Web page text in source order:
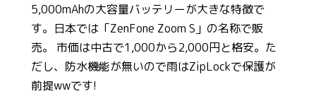
5,000mAhの大容量バッテリーが大きな特徴で
す。日本では「ZenFone Zoom S」の名称で販
売。 市価は中古で1,000から2,000円と格安。た
だし、防水機能が無いので雨はZipLockで保護が
前提wwです!